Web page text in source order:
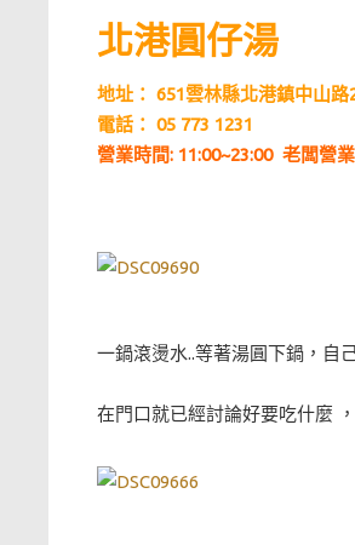
北港圓仔湯
地址： 651雲林縣北港鎮中山路
電話： 05 773 1231
營業時間: 11:00~23:00 老闆營
一鍋滾燙水..等著湯圓下鍋，自
在門口就已經討論好要吃什麼